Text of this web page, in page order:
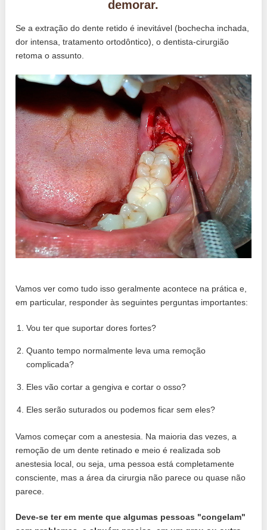
demorar.
Se a extração do dente retido é inevitável (bochecha inchada,
dor intensa, tratamento ortodôntico), o dentista-cirurgião
retoma o assunto.
Vamos ver como tudo isso geralmente acontece na prática e,
em particular, responder às seguintes perguntas importantes:
Vou ter que suportar dores fortes?
Quanto tempo normalmente leva uma remoção
complicada?
Eles vão cortar a gengiva e cortar o osso?
Eles serão suturados ou podemos ficar sem eles?
Vamos começar com a anestesia. Na maioria das vezes, a
remoção de um dente retinado e meio é realizada sob
anestesia local, ou seja, uma pessoa está completamente
consciente, mas a área da cirurgia não parece ou quase não
parece.
Deve-se ter em mente que algumas pessoas "congelam"